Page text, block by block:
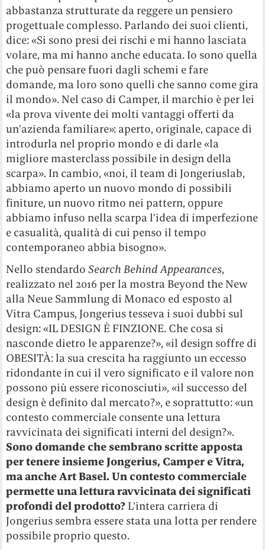
abbastanza strutturate da reggere un pensiero
progettuale complesso. Parlando dei suoi clienti,
dice: «Si sono presi dei rischi e mi hanno lasciata
volare, ma mi hanno anche educata. Io sono quella
che può pensare fuori dagli schemi e fare
domande, ma loro sono quelli che sanno come gira
il mondo». Nel caso di Camper, il marchio è per lei
«la prova vivente dei molti vantaggi offerti da
un’azienda familiare»: aperto, originale, capace di
introdurla nel proprio mondo e di darle «la
migliore masterclass possibile in design della
scarpa». In cambio, «noi, il team di Jongeriuslab,
abbiamo aperto un nuovo mondo di possibili
finiture, un nuovo ritmo nei pattern, oppure
abbiamo infuso nella scarpa l’idea di imperfezione
e casualità, qualità di cui penso il tempo
contemporaneo abbia bisogno».
Nello stendardoSearch Behind Appearances,
realizzato nel 2016 per la mostra Beyond the New
alla Neue Sammlung di Monaco ed esposto al
Vitra Campus, Jongerius tesseva i suoi dubbi sul
design: «IL DESIGN È FINZIONE. Che cosa si
nasconde dietro le apparenze?», «il design soffre di
OBESITÀ: la sua crescita ha raggiunto un eccesso
ridondante in cui il vero significato e il valore non
possono più essere riconosciuti», «il successo del
design è definito dal mercato?», e soprattutto: «un
contesto commerciale consente una lettura
ravvicinata dei significati interni del design?».
Sono domande che sembrano scritte apposta
per tenere insieme Jongerius, Camper e Vitra,
ma anche Art Basel. Un contesto commerciale
permette una lettura ravvicinata dei significati
profondi del prodotto? L’intera carriera di
Jongerius sembra essere stata una lotta per rendere
possibile proprio questo.